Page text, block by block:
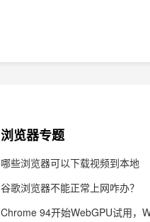
浏览器专题
哪些浏览器可以下载视频到本地
谷歌浏览器不能正常上网咋办？